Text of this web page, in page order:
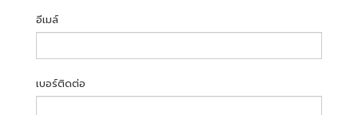
อีเมล์
เบอร์ติดต่อ